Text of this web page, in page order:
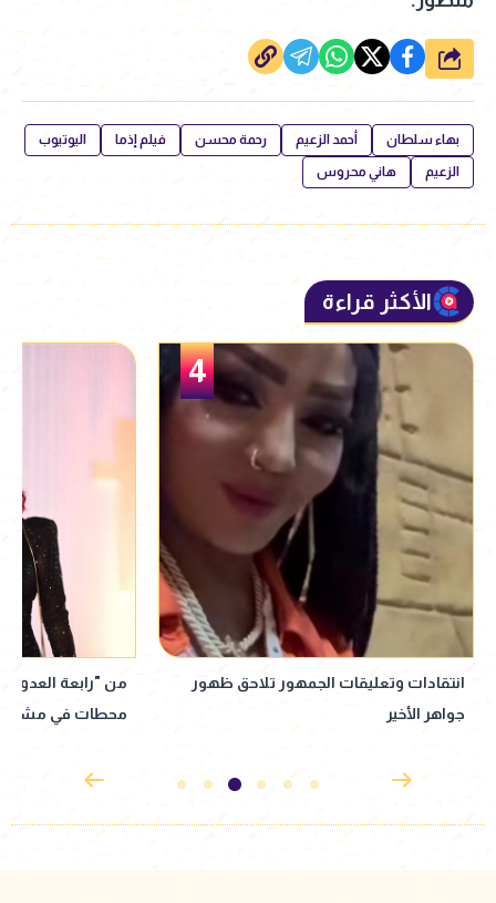
شارك
بهاء سلطان أحمد الزعيم رحمة محسن فيلم إذما اليوتيوب
الزعيم هاني محروس
الأكثر قراءة
5
من "رابعة العدوية" إلى العودة لماسبيرو..
محطات في مشوار نبيلة عبيد
نيجار محمد: ممثل
بالنصب.. وبعد